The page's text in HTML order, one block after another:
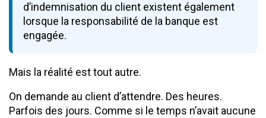
d’indemnisation du client existent également
lorsque la responsabilité de la banque est
engagée.
Mais la réalité est tout autre.
On demande au client d’attendre. Des heures.
Parfois des jours. Comme si le temps n’avait aucune